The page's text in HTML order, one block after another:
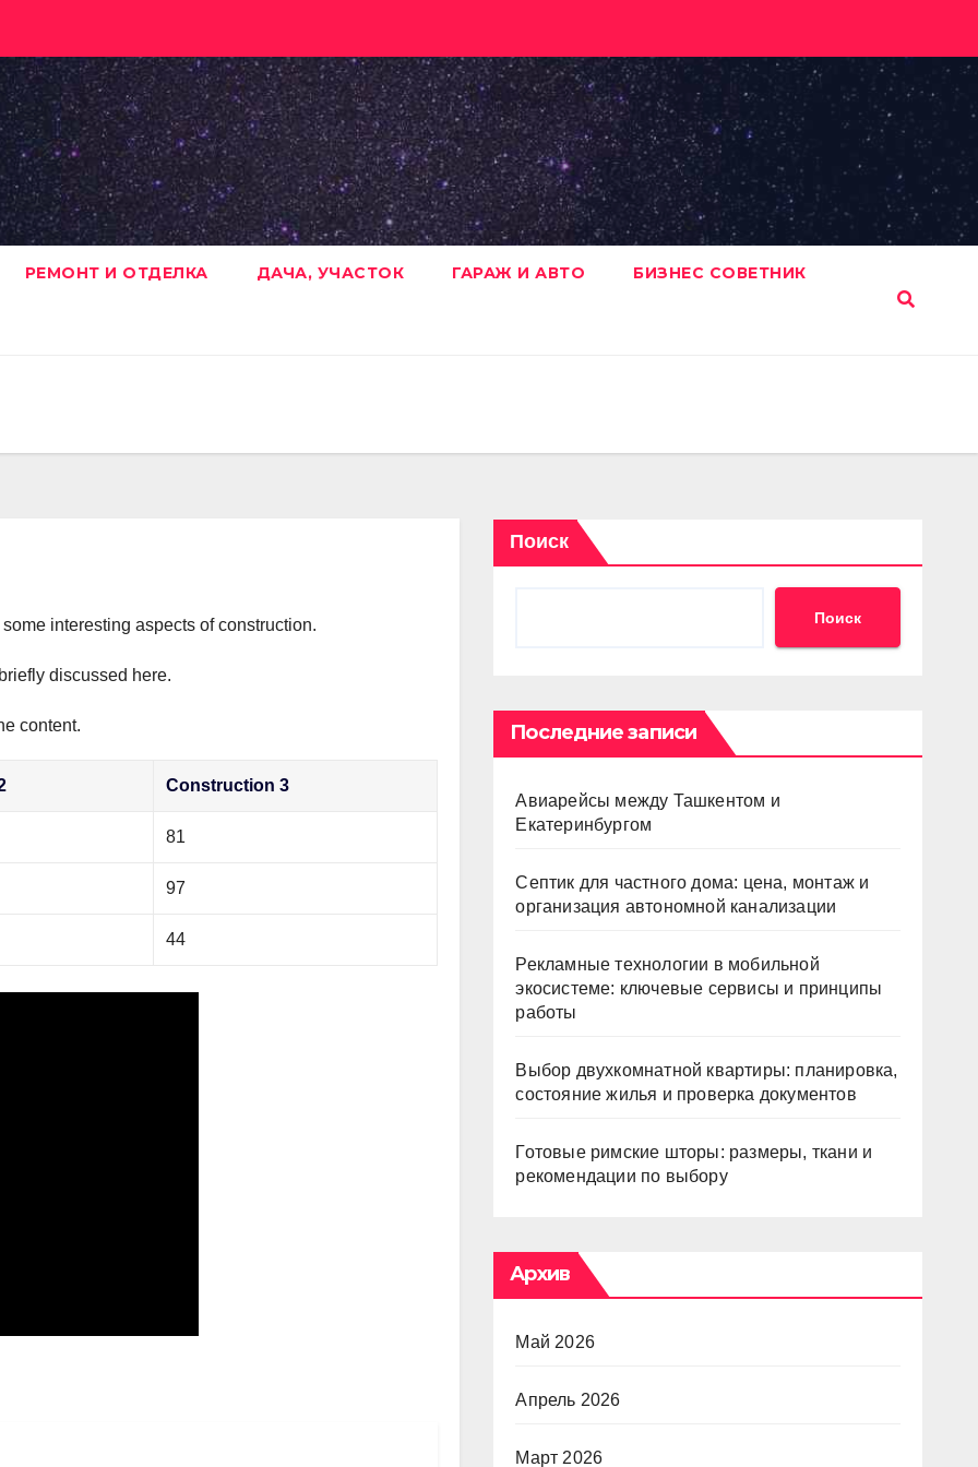
РЕМОНТ И ОТДЕЛКА ДАЧА, УЧАСТОК ГАРАЖ И АВТО БИЗНЕС СОВЕТНИК
interesting aspects of construction.
discussed here.
content.
Construction 3
81
97
44
Поиск
Поиск
Последние записи
Авиарейсы между Ташкентом и
Екатеринбургом
Септик для частного дома: цена, монтаж и
организация автономной канализации
Рекламные технологии в мобильной
экосистеме: ключевые сервисы и принципы
работы
Выбор двухкомнатной квартиры: планировка,
состояние жилья и проверка документов
Готовые римские шторы: размеры, ткани и
рекомендации по выбору
Архив
Май 2026
Апрель 2026
Март 2026